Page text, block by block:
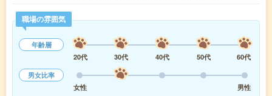
職場の雰囲気
年齢層
20代
30代 40代 50代
60代
男女比率
女性
男性